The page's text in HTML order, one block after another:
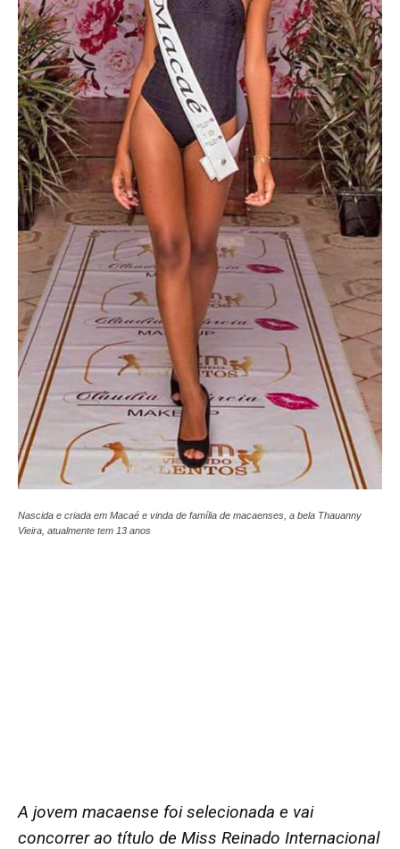
Nascida e criada em Macaé e vinda de família de macaenses, a bela Thauanny
Vieira, atualmente tem 13 anos
A jovem macaense foi selecionada e vai
concorrer ao título de Miss Reinado Internacional